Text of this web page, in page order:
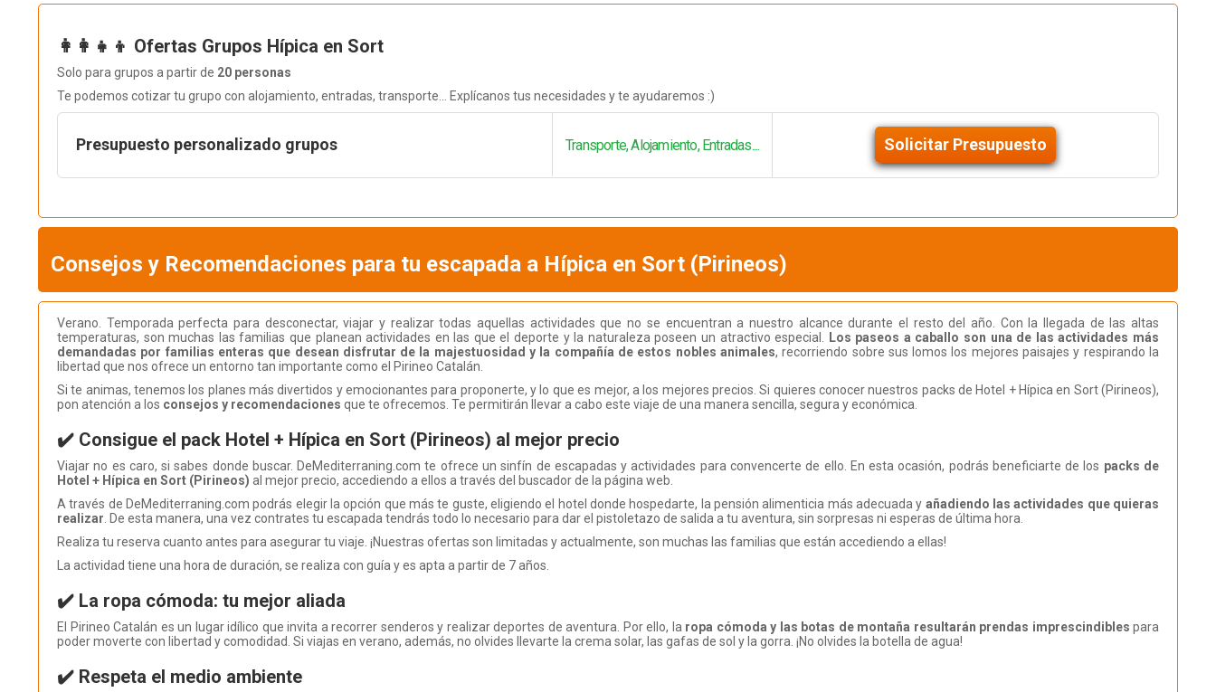
👩‍👩‍👧‍👦 Ofertas Grupos Hípica en Sort
Solo para grupos a partir de 20 personas
Te podemos cotizar tu grupo con alojamiento, entradas, transporte... Explícanos tus necesidades y te ayudaremos :)
Presupuesto personalizado grupos Transporte, Alojamiento, Entradas.... Solicitar Presupuesto
Consejos y Recomendaciones para tu escapada a Hípica en Sort (Pirineos)
Verano. Temporada perfecta para desconectar, viajar y realizar todas aquellas actividades que no se encuentran a nuestro alcance durante el resto del año. Con la llegada de las altas
temperaturas, son muchas las familias que planean actividades en las que el deporte y la naturaleza poseen un atractivo especial.
Los paseos a caballo son una de las actividades más
demandadas por familias enteras que desean disfrutar de la majestuosidad y la compañía de estos nobles animales, recorriendo sobre sus lomos los mejores paisajes y respirando la
libertad que nos ofrece un entorno tan importante como el Pirineo Catalán.
Si te animas, tenemos los planes más divertidos y emocionantes para proponerte, y lo que es mejor, a los mejores precios. Si quieres conocer nuestros packs de Hotel + Hípica en Sort (Pirineos),
pon atención a los consejos y recomendaciones que te ofrecemos. Te permitirán llevar a cabo este viaje de una manera sencilla, segura y económica.
✔️ Consigue el pack Hotel + Hípica en Sort (Pirineos) al mejor precio
Viajar no es caro, si sabes donde buscar. DeMediterraning.com te ofrece un sinfín de escapadas y actividades para convencerte de ello. En esta ocasión, podrás beneficiarte de los packs de
Hotel + Hípica en Sort (Pirineos) al mejor precio, accediendo a ellos a través del buscador de la página web.
A través de DeMediterraning.com podrás elegir la opción que más te guste, eligiendo el hotel donde hospedarte, la pensión alimenticia más adecuada y añadiendo las actividades que quieras
realizar . De esta manera, una vez contrates tu escapada tendrás todo lo necesario para dar el pistoletazo de salida a tu aventura, sin sorpresas ni esperas de última hora.
Realiza tu reserva cuanto antes para asegurar tu viaje. ¡Nuestras ofertas son limitadas y actualmente, son muchas las familias que están accediendo a ellas!
La actividad tiene una hora de duración, se realiza con guía y es apta a partir de 7 años.
✔️ La ropa cómoda: tu mejor aliada
El Pirineo Catalán es un lugar idílico que invita a recorrer senderos y realizar deportes de aventura. Por ello, la ropa cómoda y las botas de montaña resultarán prendas imprescindibles para
poder moverte con libertad y comodidad. Si viajas en verano, además, no olvides llevarte la crema solar, las gafas de sol y la gorra. ¡No olvides la botella de agua!
✔️ Respeta el medio ambiente